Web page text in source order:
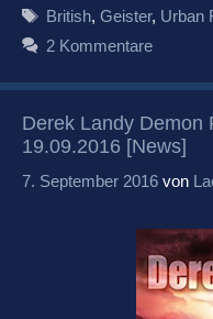
Schlagwörter
British, Geister, Urban
2 Kommentare
Derek Landy Demon
19.09.2016 [News]
7. September 2016 von